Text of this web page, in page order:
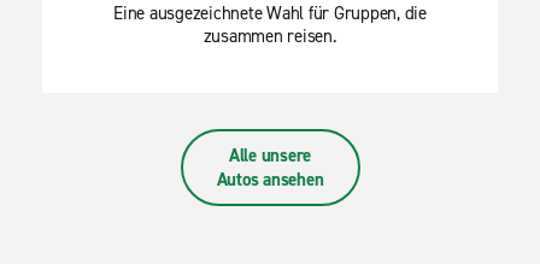
Eine ausgezeichnete Wahl für Gruppen, die
zusammen reisen.
Alle unsere
Autos ansehen